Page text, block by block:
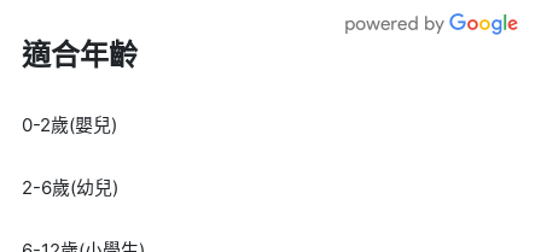
適合年齡
0-2歲(嬰兒)
2-6歲(幼兒)